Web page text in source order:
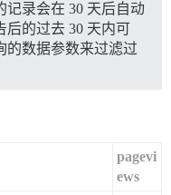
记录会在 30 天后自动
后的过去 30 天内可
的数据参数来过滤过
pagevi
ews